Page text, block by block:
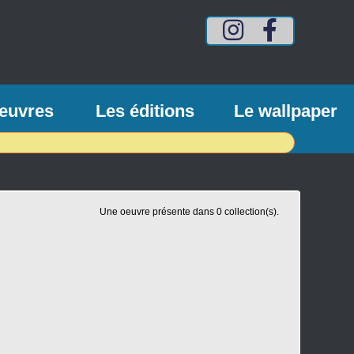
Compte
Intagram
mes-
Compte
mes-
Les éditions Le wallpaper
Une oeuvre présente dans 0 collection(s).